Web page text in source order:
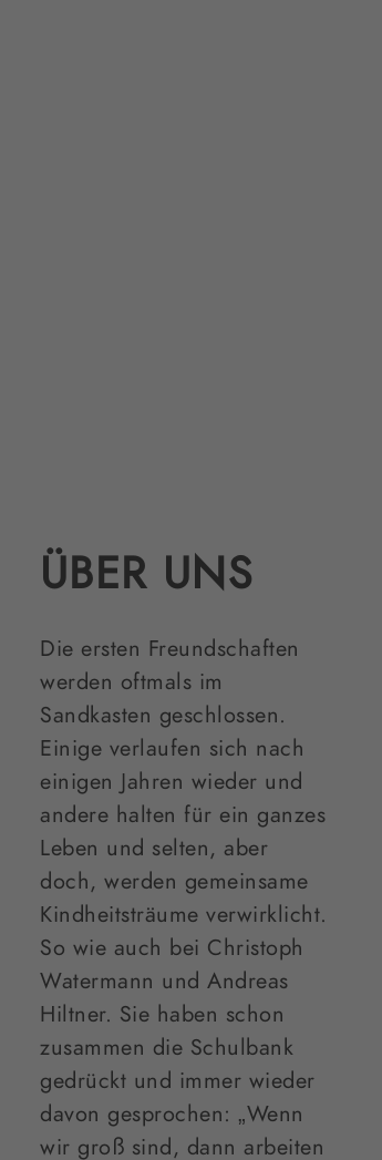
ÜBER UNS
Die ersten Freundschaften
werden oftmals im
Sandkasten geschlossen.
Einige verlaufen sich nach
einigen Jahren wieder und
andere halten für ein ganzes
Leben und selten, aber
doch, werden gemeinsame
Kindheitsträume verwirklicht.
So wie auch bei Christoph
Watermann und Andreas
Hiltner. Sie haben schon
zusammen die Schulbank
gedrückt und immer wieder
davon gesprochen: „Wenn
wir groß sind, dann arbeiten